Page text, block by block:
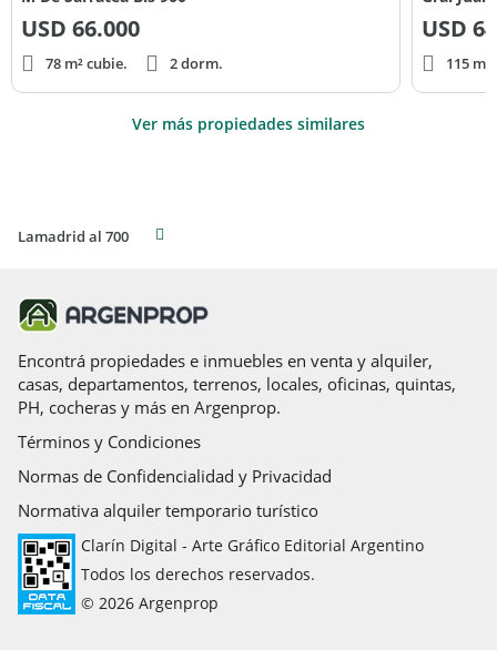
USD 66.000
78 m² cubie. 2 dorm.
USD
115
Ver más propiedades similares
Lamadrid al 700
Encontrá propiedades e inmuebles en venta y alquiler,
casas, departamentos, terrenos, locales, oficinas, quintas,
PH, cocheras y más en Argenprop.
Términos y Condiciones
Normas de Confidencialidad y Privacidad
Normativa alquiler temporario turístico
Clarín Digital - Arte Gráfico Editorial Argentino
Todos los derechos reservados.
© 2026 Argenprop